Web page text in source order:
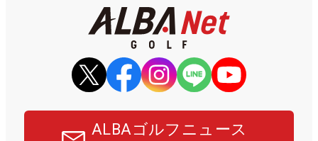
ALBAゴルフニュース